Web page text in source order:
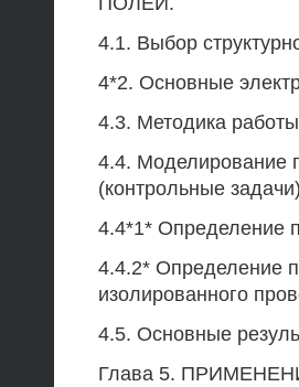
4.1. Выбор
4*2. Основные
4.3. Методика
4.4. Моделирование
(контрольные
4.4*1* Определение
4.4.2* Определение
изолированного
4.5. Основные
Глава 5.